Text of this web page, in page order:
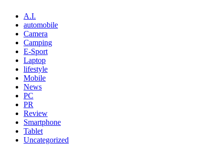
A.I.
automobile
Camera
Camping
E-Sport
Laptop
lifestyle
Mobile
News
PC
PR
Review
Smartphone
Tablet
Uncategorized